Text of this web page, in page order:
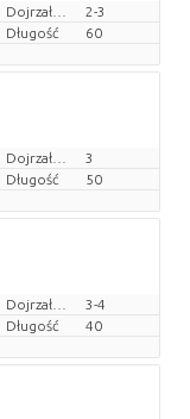
2-3
Długość
60
3
Długość
50
3-4
Długość
40